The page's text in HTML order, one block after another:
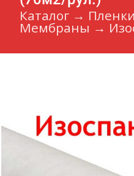
Каталог →
Мембраны →